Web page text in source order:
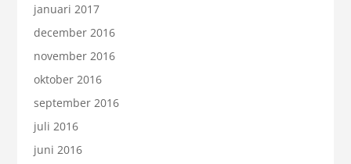
januari 2017
december 2016
november 2016
oktober 2016
september 2016
juli 2016
juni 2016